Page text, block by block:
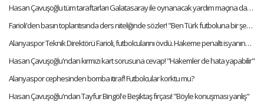
Hasan Çavuşoğlu tüm taraftarları Galatasaray ile oynanacak yardım maçına davet etti
Farioli'den basın toplantısında ders niteliğinde sözler! "Ben Türk futboluna bir şey katmadım"
Alanyaspor Teknik Direktörü Farioli, futbolcularını övdü. Hakeme penaltı isyanında bulundu!
Hasan Çavuşoğlu'ndan kırmızı kart sorusuna cevap! "Hakemler de hata yapabilir"
Alanyaspor cephesinden bomba itiraf! Futbolcular korktu mu?
Hasan Çavuşoğlu'ndan Tayfur Bingöl'e Beşiktaş fırçası! "Böyle konuşması yanlış"